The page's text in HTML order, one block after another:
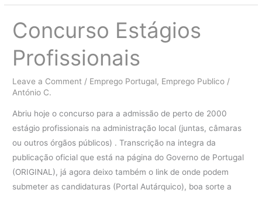
(Autoridade
Tributária)
Concurso Estágios
Profissionais
Leave a Comment / Emprego Portugal, Emprego Publico /
António C.
Abriu hoje o concurso para a admissão de perto de 2000
estágio profissionais na administração local (juntas, câmaras
ou outros órgãos públicos) . Transcrição na integra da
publicação oficial que está na página do Governo de Portugal
(ORIGINAL), já agora deixo também o link de onde podem
submeter as candidaturas (Portal Autárquico), boa sorte a